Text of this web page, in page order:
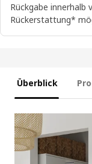
Rückgabe innerhalb
Rückerstattung*
Überblick